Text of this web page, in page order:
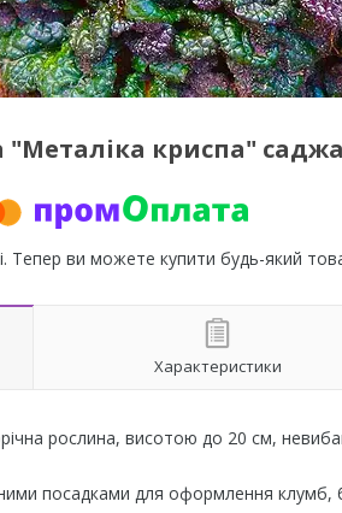
криспа"
Тепер ви можете купити будь-який
Характеристики
рослина, висотою до 20 см,
посадками для оформлення клумб,